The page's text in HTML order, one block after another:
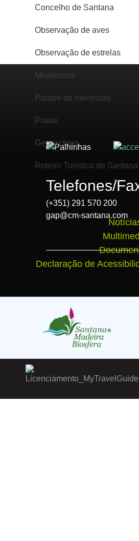
Concelho de Santana
Observação de aves
Observação de estrelas
Miradouros
Parque de merendas
Praias
Geocaching
Roteiro Turístico de Santana
Declaração de
Telefones/
(+351) 291 570 200
gap@cm-santana.com